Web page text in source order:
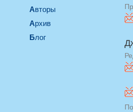
Авторы
Архив
Блог